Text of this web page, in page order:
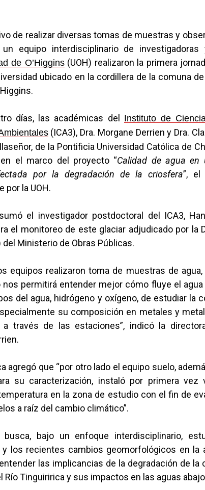
de realizar diversas tomas de muestras y
equipo interdisciplinario de
de O’Higgins(UOH) realizaron la primera
ubicado en la cordillera de la comuna
días, las académicas del Instituto de
(ICA3), Dra. Morgane Derrien y Dra.
de la Pontificia Universidad Católica de
el marco del proyecto “Calidad de agua en
por la degradación de la criosfera”, el
por la UOH.
el investigador postdoctoral del ICA3,
el monitoreo de este glaciar adjudicado por la
del Ministerio de Obras Públicas.
equipos realizaron toma de muestras de
nos permitirá entender mejor cómo fluye el
del agua, hidrógeno y oxígeno, de estudiar la
su composición en metales y
a través de las estaciones”, indicó la
agregó que “por otro lado el equipo suelo,
su caracterización, instaló por primera vez
en la zona de estudio con el fin de
a raíz del cambio climático”.
busca, bajo un enfoque interdisciplinario,
y los recientes cambios geomorfológicos en la
las implicancias de la degradación de la
Río Tinguiririca y sus impactos en las aguas